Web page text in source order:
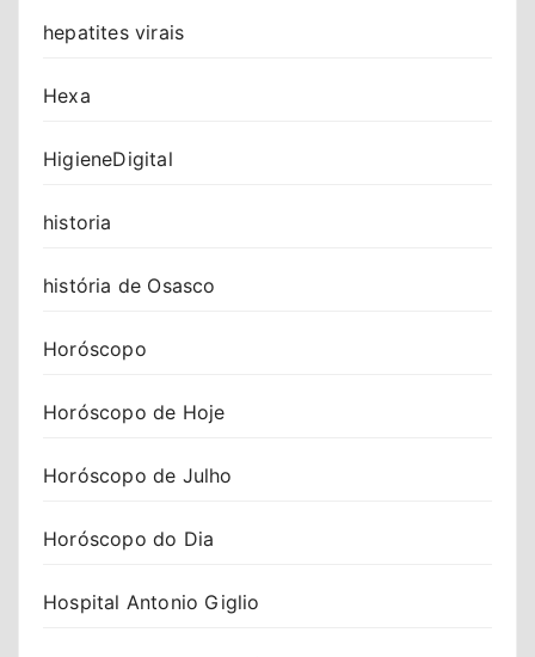
hepatites virais
Hexa
HigieneDigital
historia
história de Osasco
Horóscopo
Horóscopo de Hoje
Horóscopo de Julho
Horóscopo do Dia
Hospital Antonio Giglio